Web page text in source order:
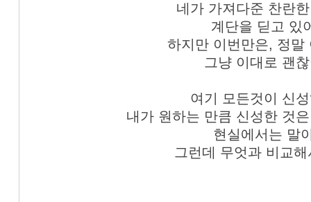
네가 가져다준 찬란
계단을 딛고 있
하지만 이번만은, 정말
그냥 이대로 괜
여기 모든것이 신
내가 원하는 만큼 신성한 것
현실에서는 말
그런데 무엇과 비교